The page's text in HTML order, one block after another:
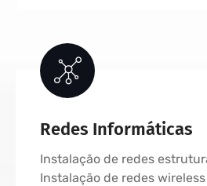
Redes Informáticas
Instalação de redes
Instalação de redes